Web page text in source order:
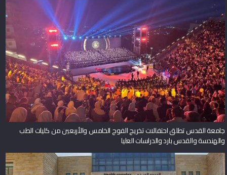
جامعة القدس تطلق احتفالات تخريج الفوج الخامس والأربعين من كليات الطب
والهندسة والقدس بارد والدراسات العليا